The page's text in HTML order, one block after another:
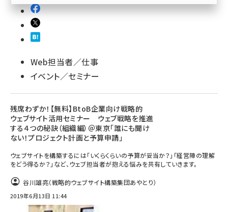
Web担当者／仕事
イベント／セミナー
残席わずか！【無料】BtoB企業向け戦略的
ウェブサイト活用セミナー ウェブ戦略を推進
する４つの秘訣（組織編）＠東京「誰にも聞け
ない！プロジェクト計画と予算申請」
ウェブサイトを構築するには「いくらくらいの予算が妥当か？」「経営陣の理解
をどう得るか？」など、ウェブ担当者が抱える悩みを共有していきます。
谷川雄亮（戦略的ウェブサイト構築集団あやとり）
2019年6月13日 11:44